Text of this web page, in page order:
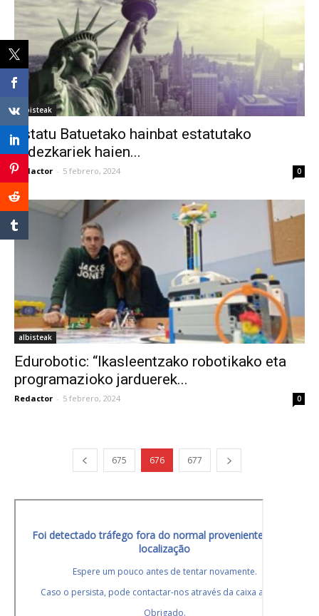
albisteak
Estatu Batuetako hainbat estatutako
ordezkariek haien...
Redactor - 5 febrero, 2024 0
albisteak
Edurobotic: “Ikasleentzako robotikako eta
programazioko jarduerek...
Redactor - 5 febrero, 2024 0
675 676 677